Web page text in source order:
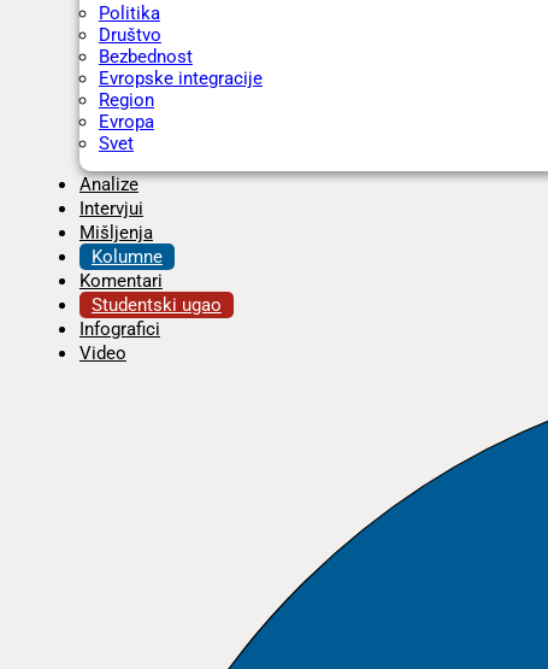
Politika
Društvo
Bezbednost
Evropske integracije
Region
Evropa
Svet
Analize
Intervjui
Mišljenja
Kolumne
Komentari
Studentski ugao
Infografici
Video